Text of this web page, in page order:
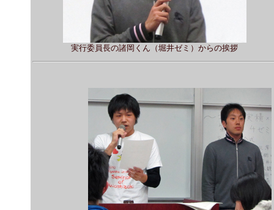
実行委員長の諸岡くん（堀井ゼミ）からの挨拶